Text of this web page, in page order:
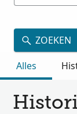
ZOEKEN
Alles